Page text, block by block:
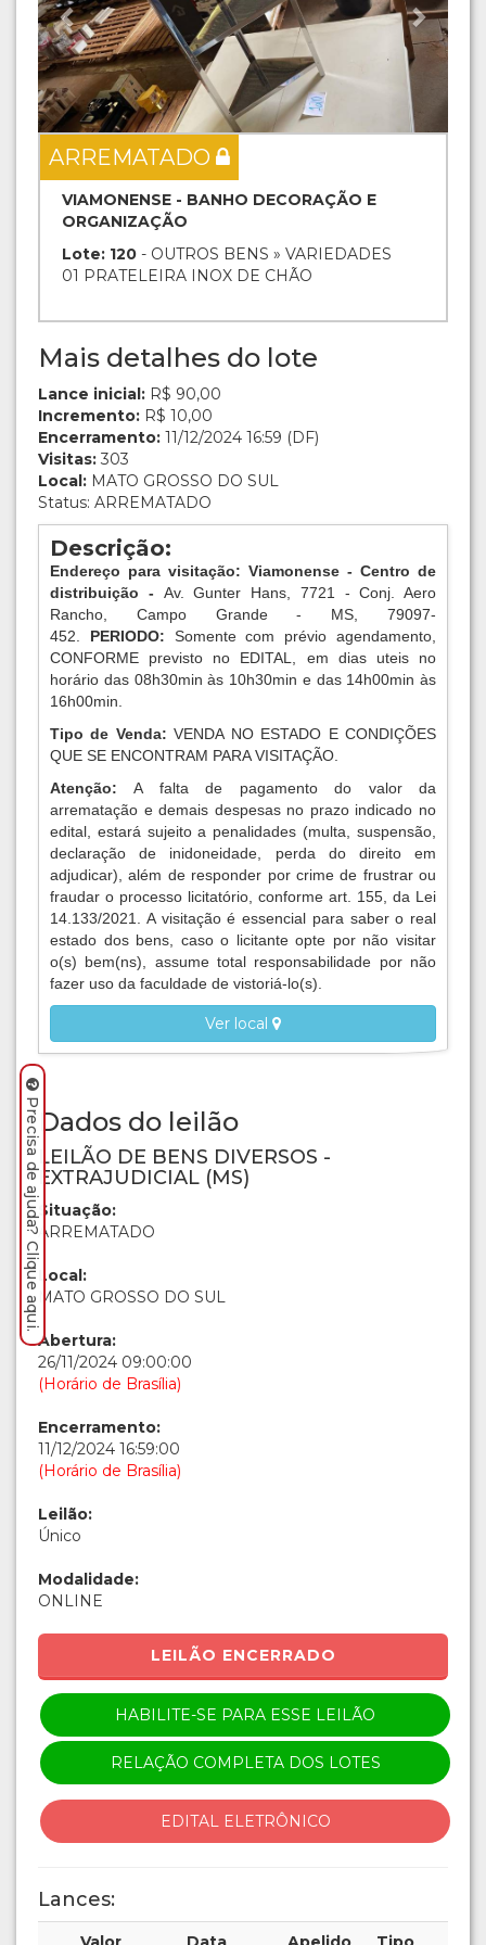
ARREMATADO
VIAMONENSE - BANHO DECORAÇÃO E
ORGANIZAÇÃO
Lote: 120 - OUTROS BENS » VARIEDADES
01 PRATELEIRA INOX DE CHÃO
Mais detalhes do lote
Lance inicial: R$ 90,00
Incremento: R$ 10,00
Encerramento: 11/12/2024 16:59 (DF)
Visitas: 303
Local: MATO GROSSO DO SUL
Status: ARREMATADO
Descrição:
Endereço para visitação: Viamonense - Centro de
distribuição - Av. Gunter Hans, 7721 - Conj. Aero
Rancho, Campo Grande - MS, 79097-
452. PERIODO: Somente com prévio agendamento,
CONFORME previsto no EDITAL, em dias uteis no
horário das 08h30min às 10h30min e das 14h00min às
16h00min.
Tipo de Venda:VENDA NO ESTADO E CONDIÇÕES
QUE SE ENCONTRAM PARA VISITAÇÃO.
Atenção:A falta de pagamento do valor da
arrematação e demais despesas no prazo indicado no
edital, estará sujeito a penalidades (multa, suspensão,
declaração de inidoneidade, perda do direito em
adjudicar), além de responder por crime de frustrar ou
fraudar o processo licitatório, conforme art. 155, da Lei
14.133/2021. A visitação é essencial para saber o real
estado dos bens, caso o licitante opte por não visitar
o(s) bem(ns), assume total responsabilidade por não
fazer uso da faculdade de vistoriá-lo(s).
Ver local
Dados do leilão
LEILÃO DE BENS DIVERSOS -
EXTRAJUDICIAL (MS)
Situação:
ARREMATADO
Local:
MATO GROSSO DO SUL
Abertura:
26/11/2024 09:00:00
(Horário de Brasília)
Encerramento:
11/12/2024 16:59:00
(Horário de Brasília)
Leilão:
Único
Modalidade:
ONLINE
LEILÃO ENCERRADO
HABILITE-SE PARA ESSE LEILÃO
RELAÇÃO COMPLETA DOS LOTES
EDITAL ELETRÔNICO
Lances:
Precisa de ajuda? Clique aqui.